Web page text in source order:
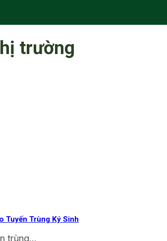
trường
Tuyến Trùng Ký Sinh
trùng...